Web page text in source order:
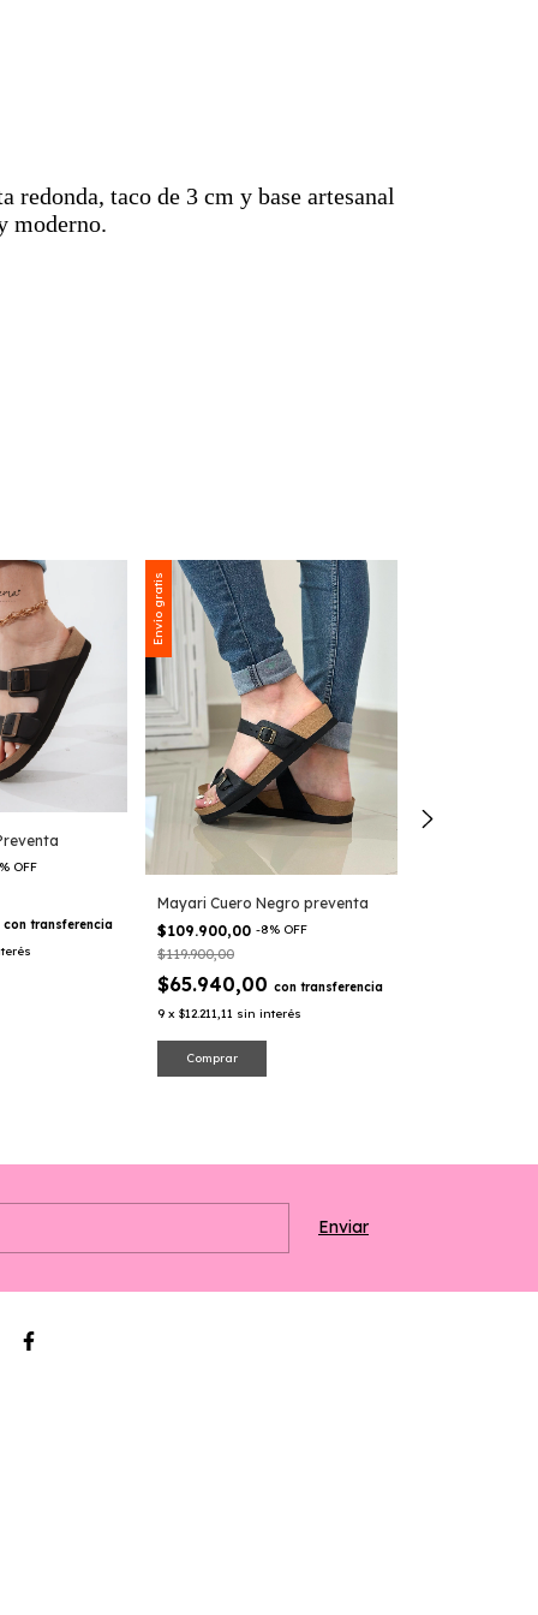
redonda, taco de 3 cm y base artesanal
moderno.
% OFF
con transferencia
Envío gratis
Mayari Cuero Negro preventa
$109.900,00 -8% OFF
$119.900,00
$65.940,00 con transferencia
9 x $12.211,11 sin interés
Comprar